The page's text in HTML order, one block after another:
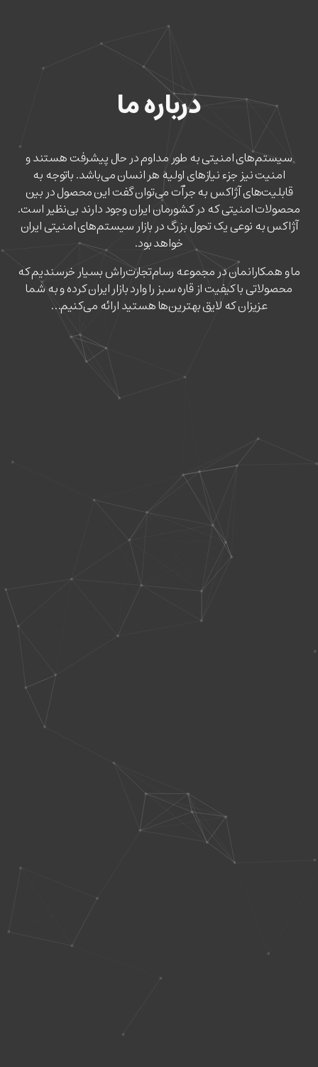
درباره ما
سیستم‌های امنیتی به طور مداوم در حال پیشرفت هستند و
امنیت نیز جزء نیاز‌های اولیه هر انسان می‌باشد. با‌توجه به
قابلیت‌های آژاکس به جرٱت می‌توان گفت این محصول در بین
محصولات امنیتی که در کشورمان ایران وجود دارند بی‌نظیر است.
آژاکس به نوعی یک تحول بزرگ در بازار سیستم‌های امنیتی ایران
خواهد بود.
ما و همکارانمان در مجموعه رسام‌تجارت‌راش بسیار خرسندیم که
محصولاتی با کیفیت از قاره سبز را وارد بازار ایران کرده و به شما
عزیزان که لایق بهترین‌ها هستید ارائه می‌کنیم…